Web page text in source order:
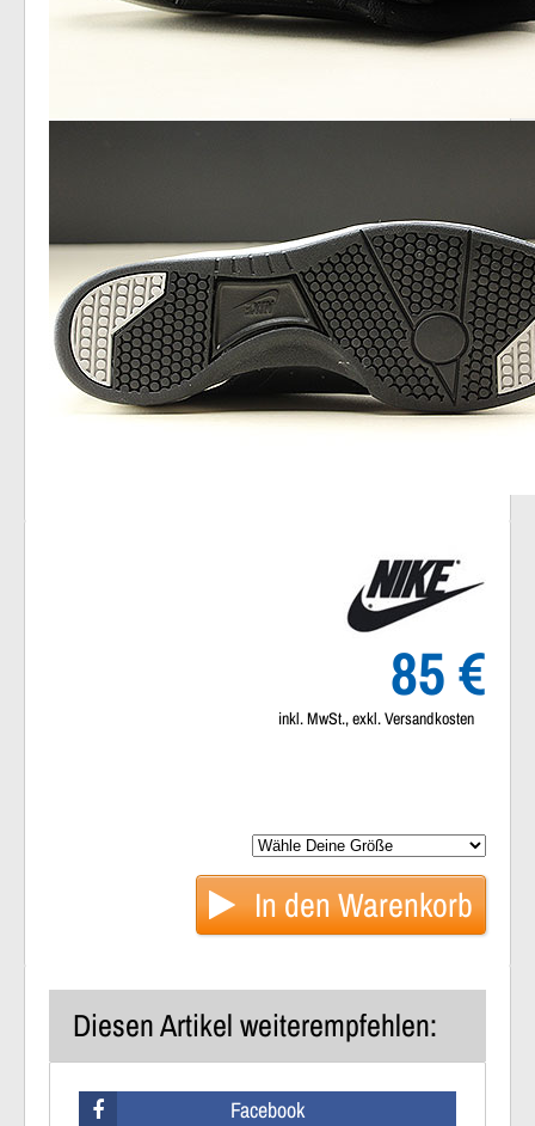
In denWarenkorb
85 €
inkl. MwSt., exkl. Versandkosten
Diesen Artikel weiterempfehlen:
Facebook